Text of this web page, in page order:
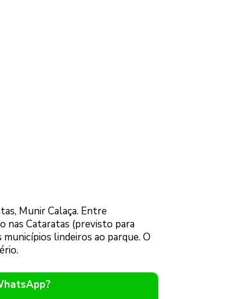
Munir Calaça. Entre
nas Cataratas (previsto para
lindeiros ao parque. O